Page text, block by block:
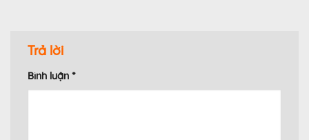
Trả lời
Bình luận *